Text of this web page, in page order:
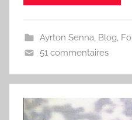
Ayrton Senna, Blog,
51 commentaires